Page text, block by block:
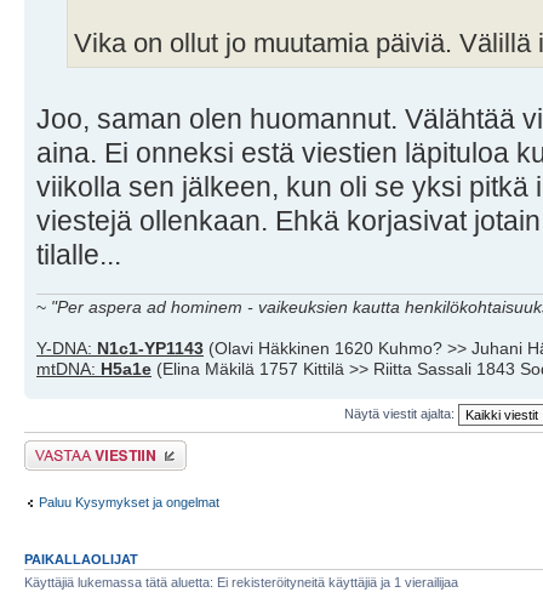
Vika on ollut jo muutamia päiviä. Välillä
Joo, saman olen huomannut. Välähtää
aina. Ei onneksi estä viestien läpituloa
viikolla sen jälkeen, kun oli se yksi pitkä
viestejä ollenkaan. Ehkä korjasivat
tilalle...
~ "Per aspera ad hominem - vaikeuksien kautta
Y-DNA: N1c1-YP1143 (Olavi Häkkinen 1620 Kuhmo? >> Juhani
mtDNA: H5a1e (Elina Mäkilä 1757 Kittilä >> Riitta Sassali 1843
Näytä viestit ajalta:
Lähetä vastaus
Paluu Kysymykset ja ongelmat
PAIKALLAOLIJAT
Käyttäjiä lukemassa tätä aluetta: Ei rekisteröityneitä käyttäjiä ja 1 vierailijaa